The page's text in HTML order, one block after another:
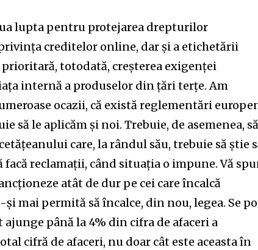
lupta pentru protejarea drepturilor
creditelor online, dar și a etichetării
prioritară, totodată, creșterea exigenței
internă a produselor din țări terțe. Am
ocazii, că există reglementări
să le aplicăm și noi. Trebuie, de asemenea,
care, la rândul său, trebuie să știe
facă reclamații, când situația o impune. Vă
atât de dur pe cei care încalcă
mai permită să încalce, din nou, legea. Se
ajunge până la 4% din cifra de afaceri a
cifră de afaceri, nu doar cât este aceasta în